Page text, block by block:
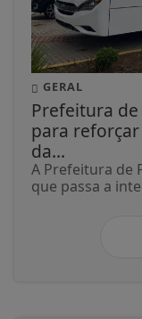
GERAL
Prefeitura
para
da...
A Prefeitura de
que passa a